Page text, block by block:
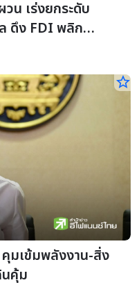
น เร่งยกระดับ
ดึง FDI พลิก
star_border
มเข้มพลังงาน-สิ่ง
คุ้ม